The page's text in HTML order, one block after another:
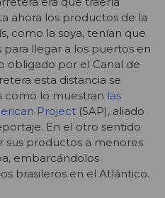
ahora los productos de la
como la soya, tenían que
llegar a los puertos en
obligado por el Canal de
esta distancia se
como lo muestran las
Project (SAP), aliado
En el otro sentido
sus productos a menores
embarcándolos
brasileros en el Atlántico.